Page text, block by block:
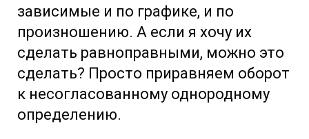
зависимые и по графике, и по
произношению. А если я хочу их
сделать равноправными, можно это
сделать? Просто приравняем оборот
к несогласованному однородному
определению.